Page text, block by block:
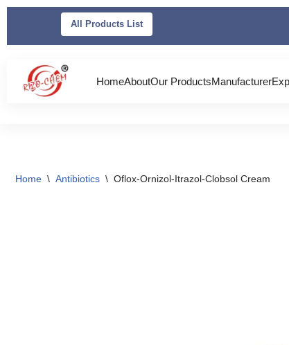
content
All Products List
HomeAboutOur ProductsManufacturer
Home \ Antibiotics \ Oflox-Ornizol-Itrazol-Clobsol Cream